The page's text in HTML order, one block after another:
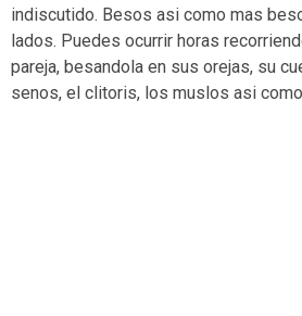
indiscutido. Besos asi­ como mas
lados. Puedes ocurrir horas
pareja, besandola en sus orejas, su
senos, el clitoris, los muslos asi­